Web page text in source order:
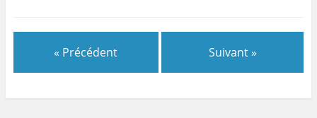
« Précédent Suivant »